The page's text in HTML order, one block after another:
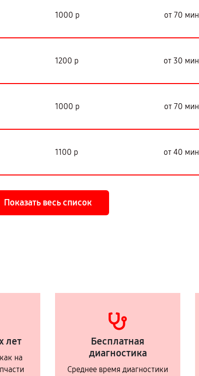
1000 р от 70 мин
1200 р от 30 мин
1000 р от 70 мин
1100 р от 40 мин
Показать весь список
лет
на
Бесплатная
диагностика
Среднее время диагностики